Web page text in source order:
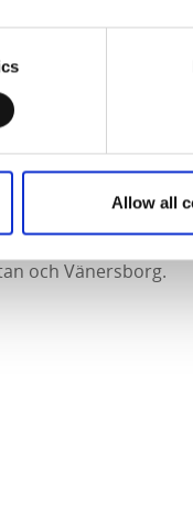
Allow all
Om
och Vänersborg.